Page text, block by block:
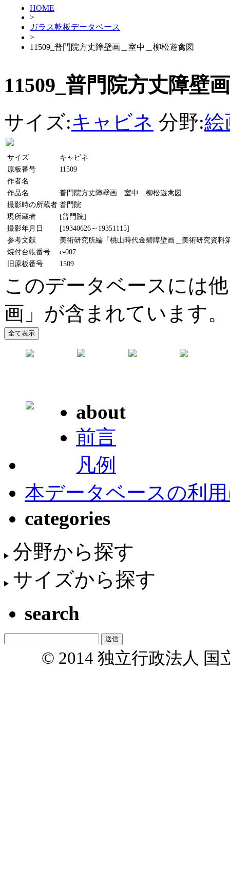
HOME
>
ガラス乾板データベース
>
11509_普門院方丈障壁画＿室中＿柳松遊禽図
11509_普門院方丈障壁
サイズ:キャビネ 分野:絵
サイズ
キャビネ
原板番号
11509
作者名
作品名
普門院方丈障壁画＿室中＿柳松遊禽図
撮影時の所蔵者 普門院
現所蔵者
[普門院]
撮影年月日
[19340626～19351115]
参考文献
美術研究所編『桃山時代金碧障壁画＿美術研究資料
焼付台帳番号
c-007
旧原板番号
1509
このデータベースには
画」が含まれています。
about
前言
凡例
本データベースの利
categories
分野から探す
サイズから探す
search
© 2014 独立行政法人 国